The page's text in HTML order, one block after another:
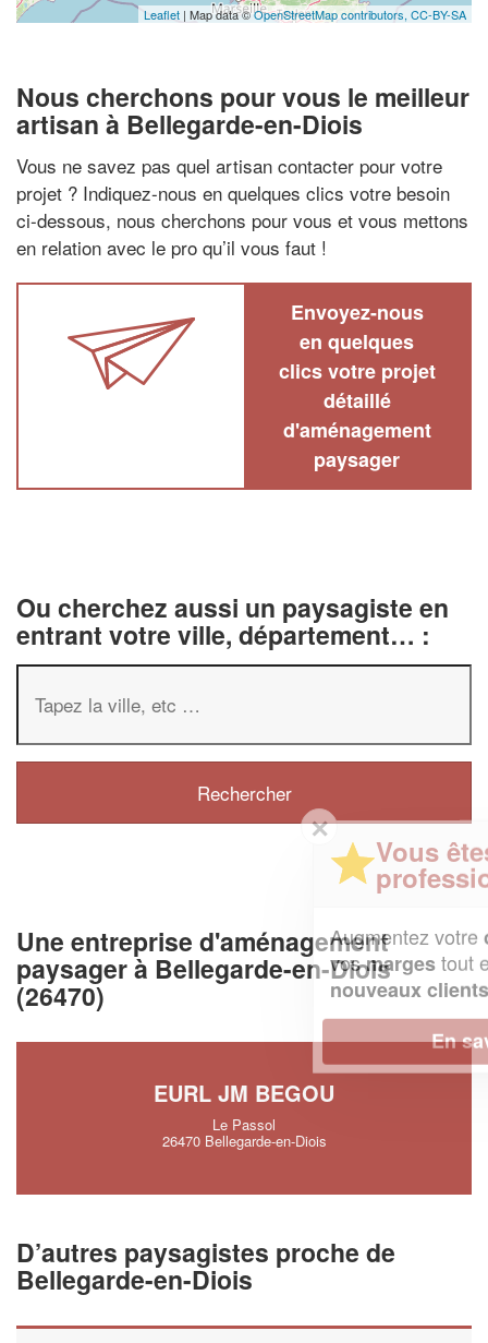
Leaflet | Map data ©OpenStreetMap contributors, CC-BY-SA
Nous cherchons pour vous le meilleur
artisan à Bellegarde-en-Diois
Vous ne savez pas quel artisan contacter pour votre
projet ? Indiquez-nous en quelques clics votre besoin
ci-dessous, nous cherchons pour vous et vous mettons
en relation avec le pro qu’il vous faut !
Envoyez-nous
en quelques
clics votre projet
détaillé
d'aménagement
paysager
Ou cherchez aussi un paysagiste en
entrant votre ville, département… :
Une entreprise d'aménagement
paysager à Bellegarde-en-Diois
(26470)
EURL JM BEGOU
Le Passol
26470 Bellegarde-en-Diois
D’autres paysagistes proche de
Bellegarde-en-Diois
✕
Vous êtes un
professionnel ?
Augmentez votrechiffre d'affaireset
vosmargestout en gagnant de
nouveaux clients !
En savoir plus